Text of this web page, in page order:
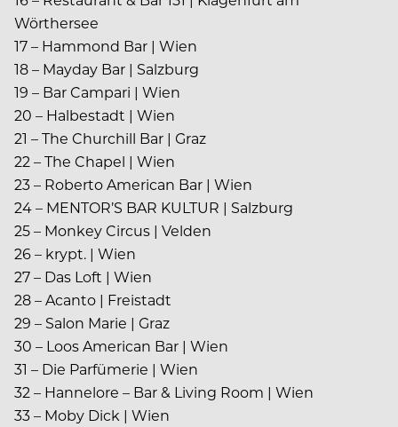
Wörthersee
17 – Hammond Bar | Wien
18 – Mayday Bar | Salzburg
19 – Bar Campari | Wien
20 – Halbestadt | Wien
21 – The Churchill Bar | Graz
22 – The Chapel | Wien
23 – Roberto American Bar | Wien
24 – MENTOR’S BAR KULTUR | Salzburg
25 – Monkey Circus | Velden
26 – krypt. | Wien
27 – Das Loft | Wien
28 – Acanto | Freistadt
29 – Salon Marie | Graz
30 – Loos American Bar | Wien
31 – Die Parfümerie | Wien
32 – Hannelore – Bar & Living Room | Wien
33 – Moby Dick | Wien